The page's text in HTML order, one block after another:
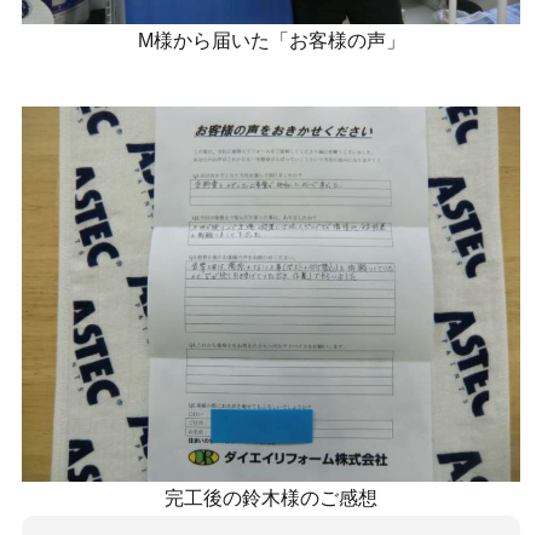
M様から届いた「お客様の声」
完工後の鈴木様のご感想